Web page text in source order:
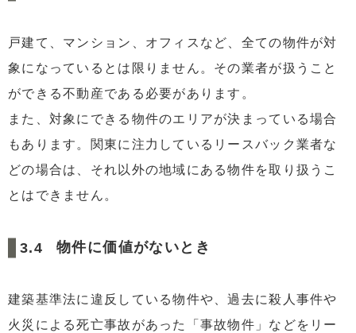
戸建て、マンション、オフィスなど、全ての物件が対
象になっているとは限りません。その業者が扱うこと
ができる不動産である必要があります。
また、対象にできる物件のエリアが決まっている場合
もあります。関東に注力しているリースバック業者な
どの場合は、それ以外の地域にある物件を取り扱うこ
とはできません。
物件に価値がないとき
建築基準法に違反している物件や、過去に殺人事件や
火災による死亡事故があった「事故物件」などをリー